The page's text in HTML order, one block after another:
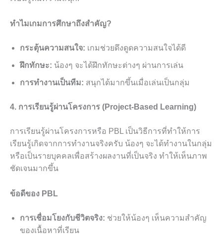
ทำไมเกมการศึกษาถึงสำคัญ?
กระตุ้นความสนใจ: เกมช่วยดึงดูดความสนใจได้ดี
ฝึกทักษะ: น้องๆ จะได้ฝึกทักษะต่างๆ ผ่านการเล่น
การทำงานเป็นทีม: สนุกได้มากขึ้นเมื่อเล่นเป็นกลุ่ม
4. การเรียนรู้ผ่านโครงการ (Project-Based Learning)
การเรียนรู้ผ่านโครงการหรือ PBL เป็นวิธีการที่ทำให้การ
เรียนรู้เกิดจากการทำงานจริงครับ น้องๆ จะได้ทำงานในกลุ่ม
หรือเป็นรายบุคคลเพื่อสร้างผลงานที่เป็นจริง ทำให้เห็นภาพ
ชัดเจนมากขึ้น
ข้อดีของ PBL
การเชื่อมโยงกับชีวิตจริง: ช่วยให้น้องๆ เห็นความสำคัญ
ของเนื้อหาที่เรียน